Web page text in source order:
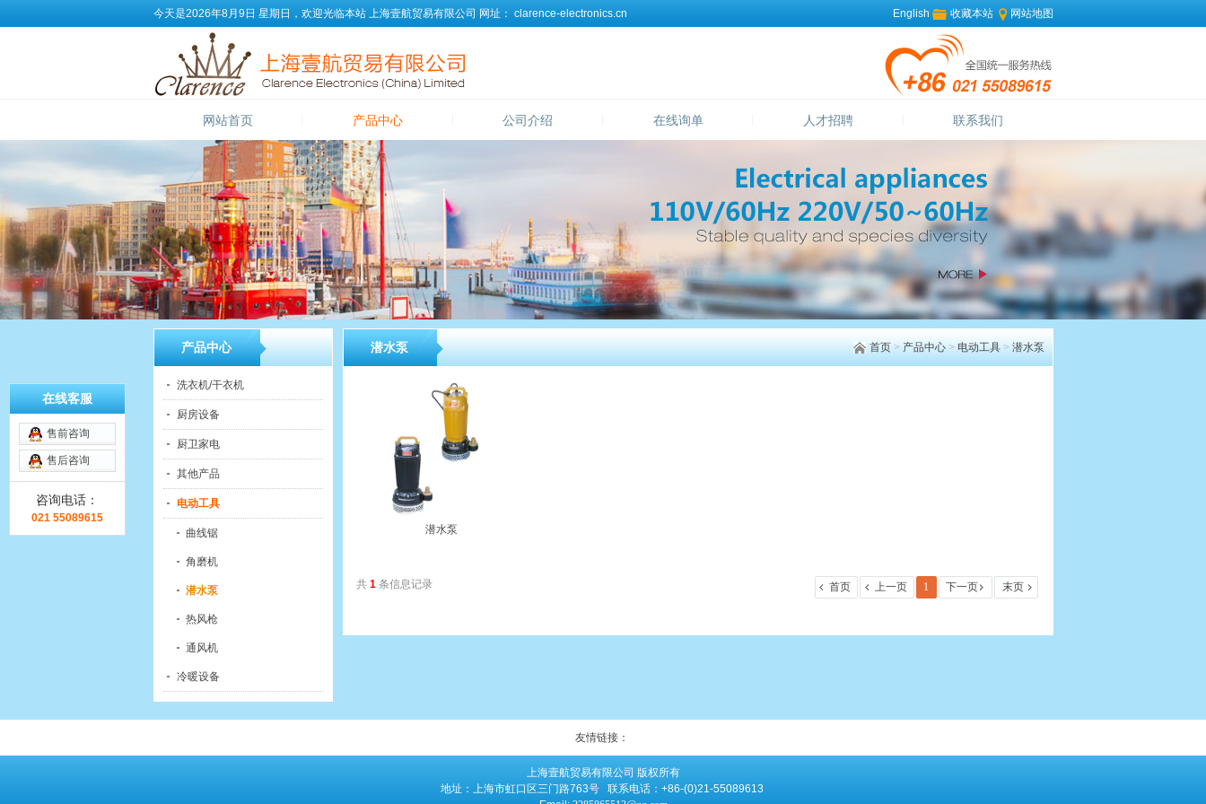
今天是2026年8月9日 星期日，欢迎光临本站 上海壹航贸易有限公司 网址： clarence-electronics.cn English 收藏本站 网站地图
网站首页 产品中心 公司介绍 在线询单 人才招聘 联系我们
首页> 产品中心> 电动工具> 潜水泵
产品中心
洗衣机/干衣机
厨房设备
厨卫家电
其他产品
电动工具
曲线锯
角磨机
潜水泵
热风枪
通风机
冷暖设备
潜水泵
潜水泵
共1条信息记录 首页 上一页 1 下一页 末页
友情链接：
上海壹航贸易有限公司 版权所有
地址：上海市虹口区三门路763号 联系电话：+86-(0)21-55089613
在线客服
售前咨询
售后咨询
咨询电话：
021 55089615